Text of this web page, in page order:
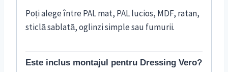
Poți alege între PAL mat, PAL lucios, MDF, ratan,
sticlă sablată, oglinzi simple sau fumurii.
Este inclus montajul pentru Dressing Vero?